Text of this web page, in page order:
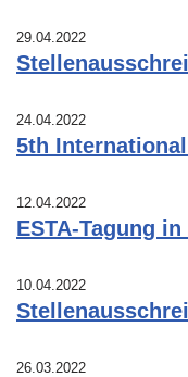
29.04.2022
24.04.2022
5th
12.04.2022
ESTA-Tagung in
10.04.2022
26.03.2022